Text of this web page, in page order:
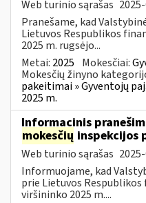
Web turinio sąrašas
Pranešame, kad
Lietuvos Respublikos
2025 m. rugsėjo...
Metai: 2025 Mokesčiai:
Mokesčių žinyno
pakeitimai » Gyventojų
2025 m.
Informacinis
mokesčių inspekcijos
Web turinio sąrašas
Informuojame, kad
prie Lietuvos
viršininko 2025 m....